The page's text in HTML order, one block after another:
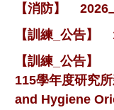
【消防】
2026
【訓練_公告】
【訓練_公告】
115學年度研究
and Hygiene